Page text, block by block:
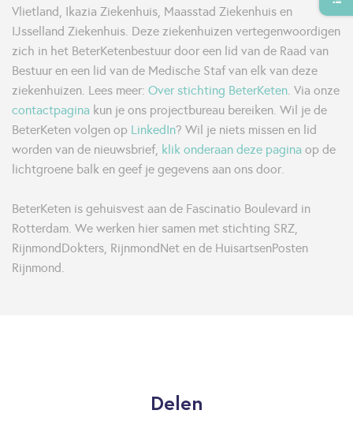
Vlietland, Ikazia Ziekenhuis, Maasstad Ziekenhuis en
IJsselland Ziekenhuis. Deze ziekenhuizen vertegenwoordigen
zich in het BeterKetenbestuur door een lid van de Raad van
Bestuur en een lid van de Medische Staf van elk van deze
ziekenhuizen. Lees meer: Over stichting BeterKeten. Via onze
contactpagina kun je ons projectbureau bereiken. Wil je de
BeterKeten volgen op LinkedIn? Wil je niets missen en lid
worden van de nieuwsbrief, klik onderaan deze pagina op de
lichtgroene balk en geef je gegevens aan ons door.
BeterKeten is gehuisvest aan de Fascinatio Boulevard in
Rotterdam. We werken hier samen met stichting SRZ,
RijnmondDokters, RijnmondNet en de HuisartsenPosten
Rijnmond.
Delen